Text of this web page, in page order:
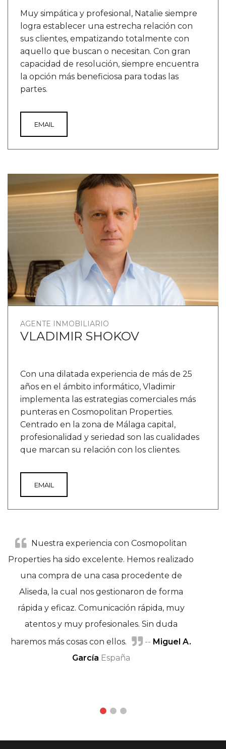
Muy simpática y profesional, Natalie siempre
logra establecer una estrecha relación con
sus clientes, empatizando totalmente con
aquello que buscan o necesitan. Con gran
capacidad de resolución, siempre encuentra
la opción más beneficiosa para todas las
partes.
EMAIL
AGENTE INMOBILIARIO
VLADIMIR SHOKOV
Con una dilatada experiencia de más de 25
años en el ámbito informático, Vladimir
implementa las estrategias comerciales más
punteras en Cosmopolitan Properties.
Centrado en la zona de Málaga capital,
profesionalidad y seriedad son las cualidades
que marcan su relación con los clientes.
EMAIL
Nuestra experiencia con Cosmopolitan
Properties ha sido excelente. Hemos realizado
una compra de una casa procedente de
Aliseda, la cual nos gestionaron de forma
rápida y eficaz. Comunicación rápida, muy
atentos y muy profesionales. Sin duda
haremos más cosas con ellos.
-- Miguel A.
García España
Michel Rudolf